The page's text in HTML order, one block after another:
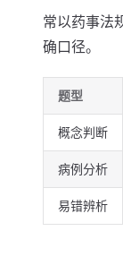
常以药事法
确口径。
题型
概念判断
病例分析
易错辨析